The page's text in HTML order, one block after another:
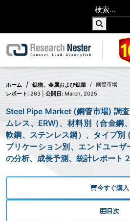
ホーム 鉱物、金属および鉱業
鋼管市場
レポート: 263 | 公開日: March, 2025
Steel Pipe Market (鋼管市場) 調
ムレス、ERW)、材料別（合金鋼
軟鋼、ステンレス鋼）、タイプ別
プリケーション別、エンドユー
の分析、成長予測、統計レポー
今すぐ購入
目次